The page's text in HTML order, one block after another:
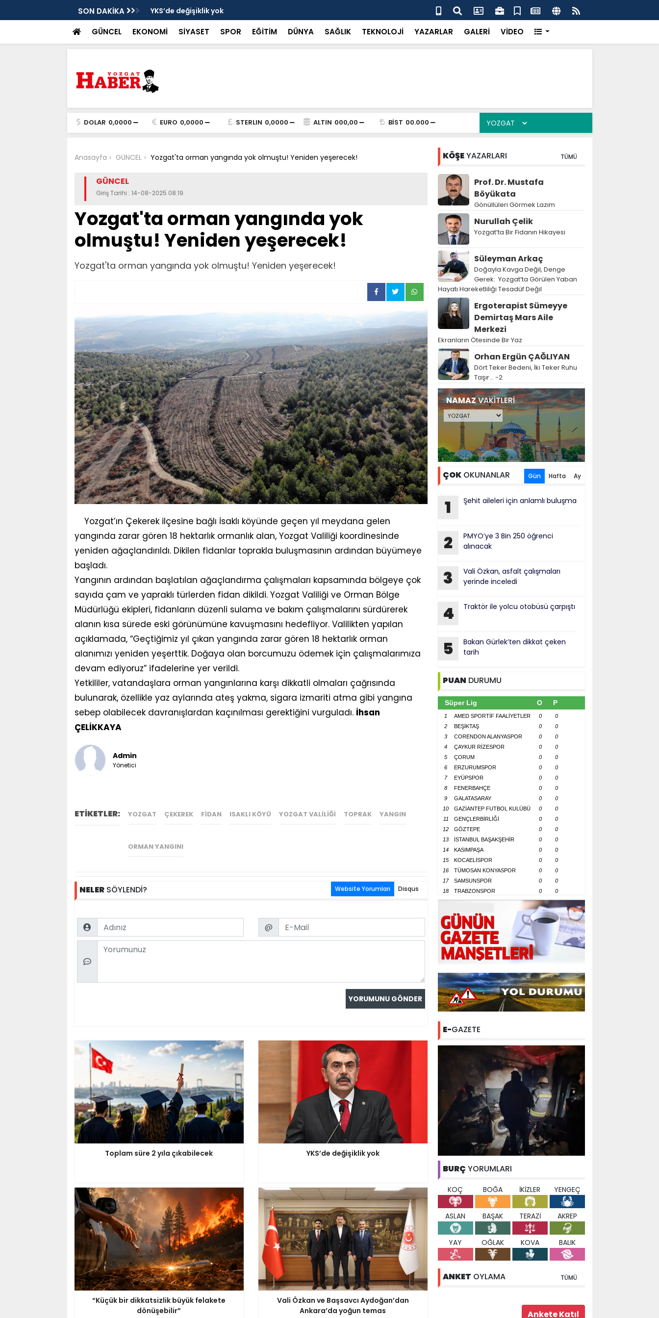
SON DAKİKA YKS’de değişiklik yok “Küçük bir dikkatsizlik büyük felakete dönüşebilir”
GÜNCEL EKONOMİ SİYASET SPOR EĞİTİM DÜNYA SAĞLIK TEKNOLOJİ YAZARLAR GALERİ VİDEO
DOLAR 0,0000 EURO 0,0000 STERLIN 0,0000 ALTIN 000,00 BİST 00.000
Anasayfa GÜNCEL Yozgat'ta orman yangında yok olmuştu! Yeniden yeşerecek!
GÜNCEL
Giriş Tarihi : 14-08-2025 08:19
Yozgat'ta orman yangında yok
olmuştu! Yeniden yeşerecek!
Yozgat'ta orman yangında yok olmuştu! Yeniden yeşerecek!
Yozgat’ın Çekerek ilçesine bağlı İsaklı köyünde geçen yıl meydana gelen
yangında zarar gören 18 hektarlık ormanlık alan, Yozgat Valiliği koordinesinde
yeniden ağaçlandırıldı. Dikilen fidanlar toprakla buluşmasının ardından büyümeye
başladı.
Yangının ardından başlatılan ağaçlandırma çalışmaları kapsamında bölgeye çok
sayıda çam ve yapraklı türlerden fidan dikildi. Yozgat Valiliği ve Orman Bölge
Müdürlüğü ekipleri, fidanların düzenli sulama ve bakım çalışmalarını sürdürerek
alanın kısa sürede eski görünümüne kavuşmasını hedefliyor. Valilikten yapılan
açıklamada, “Geçtiğimiz yıl çıkan yangında zarar gören 18 hektarlık orman
alanımızı yeniden yeşerttik. Doğaya olan borcumuzu ödemek için çalışmalarımıza
devam ediyoruz” ifadelerine yer verildi.
Yetkililer, vatandaşlara orman yangınlarına karşı dikkatli olmaları çağrısında
bulunarak, özellikle yaz aylarında ateş yakma, sigara izmariti atma gibi yangına
sebep olabilecek davranışlardan kaçınılması gerektiğini vurguladı. İhsan
ÇELİKKAYA
Admin
Yönetici
ETİKETLER: YOZGAT ÇEKEREK FIDAN ISAKLI KÖYÜ YOZGAT VALILIĞI TOPRAK YANGIN
ORMAN YANGINI
NELERSÖYLENDİ? Website Yorumları Disqus
Name Email
@
Comment
Toplam süre 2 yıla çıkabilecek YKS’de değişiklik yok
“Küçük bir dikkatsizlik büyük felakete
dönüşebilir”
Vali Özkan ve Başsavcı Aydoğan’dan
Ankara’da yoğun temas
KÖŞEYAZARLARI TÜMÜ
Prof. Dr. Mustafa
Böyükata
Gönüllüleri Görmek Lazım
Nurullah Çelik
Yozgat’ta Bir Fidanın Hikayesi
Süleyman Arkaç
Doğayla Kavga Değil, Denge
Gerek: Yozgat’ta Görülen Yaban
Hayatı Hareketliliği Tesadüf Değil
Ergoterapist Sümeyye
Demirtaş Mars Aile
Merkezi
Ekranların Ötesinde Bir Yaz
Orhan Ergün ÇAĞLIYAN
Dört Teker Bedeni, İki Teker Ruhu
Taşır… -2
NAMAZVAKİTLERİ
ÇOKOKUNANLAR Gün Hafta Ay
1 Şehit aileleri için anlamlı buluşma
2
PMYO’ye 3 Bin 250 öğrenci
alınacak
3
Vali Özkan, asfalt çalışmaları
yerinde inceledi
4 Traktör ile yolcu otobüsü çarpıştı
5
Bakan Gürlek’ten dikkat çeken
tarih
PUAN DURUMU
Süper Lig O P
1 AMED SPORTİF FAALİYETLER 0
0
2
BEŞİKTAŞ 0
0
3
CORENDON ALANYASPOR 0
0
4
ÇAYKUR RİZESPOR 0
0
5
ÇORUM 0
0
6
ERZURUMSPOR 0
0
7
EYÜPSPOR 0
0
8
FENERBAHÇE 0
0
9
GALATASARAY 0
0
10
GAZİANTEP FUTBOL KULÜBÜ 0
0
11
GENÇLERBİRLİĞİ 0
0
12
GÖZTEPE 0
0
13
İSTANBUL BAŞAKŞEHİR 0
0
14
KASIMPAŞA 0
0
15
KOCAELİSPOR 0
0
16
TÜMOSAN KONYASPOR 0
0
17
SAMSUNSPOR 0
0
18
TRABZONSPOR 0 0
E-GAZETE
BURÇ YORUMLARI
KOÇ BOĞA İKİZLER YENGEÇ
ASLAN BAŞAK TERAZİ AKREP
YAY OĞLAK KOVA BALIK
ANKET OYLAMA TÜMÜ